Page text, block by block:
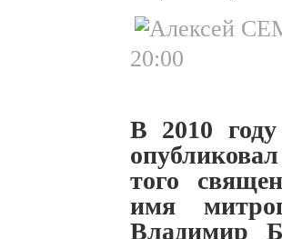
20:00
В 2010
того
имя
Владимир